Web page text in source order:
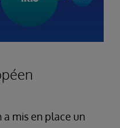
mis en place un